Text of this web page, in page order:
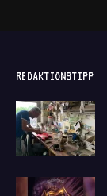
REDAKTIONSTIPP